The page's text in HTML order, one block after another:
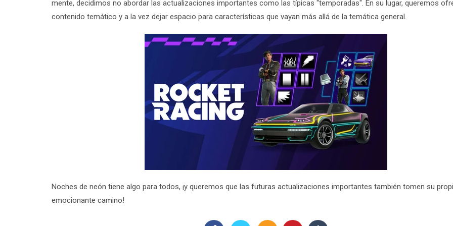
mente, decidimos no abordar las actualizaciones importantes como las típicas "temporadas". En su lugar, queremos
contenido temático y a la vez dejar espacio para características que vayan más allá de la temática general.
Noches de neón tiene algo para todos, ¡y queremos que las futuras actualizaciones importantes también tomen su
emocionante camino!